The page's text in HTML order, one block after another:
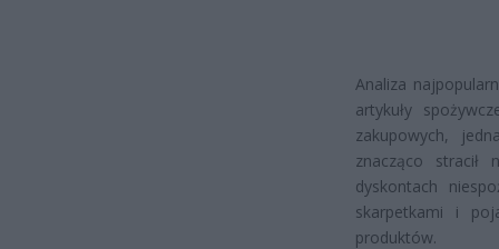
Analiza
artykuły
zakupowych,
znacząco stracił
dyskontach
skarpetkami i
produktów.